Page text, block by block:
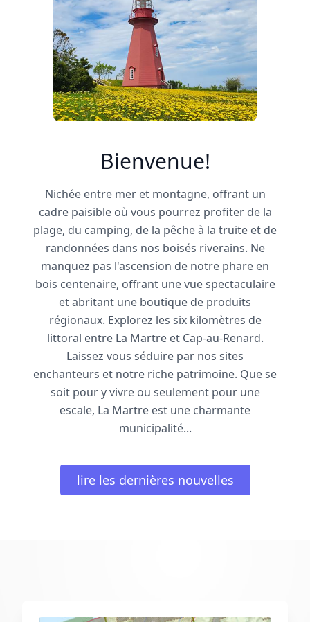
Bienvenue!
Nichée entre mer et montagne, offrant un
cadre paisible où vous pourrez profiter de la
plage, du camping, de la pêche à la truite et de
randonnées dans nos boisés riverains. Ne
manquez pas l'ascension de notre phare en
bois centenaire, offrant une vue spectaculaire
et abritant une boutique de produits
régionaux. Explorez les six kilomètres de
littoral entre La Martre et Cap-au-Renard.
Laissez vous séduire par nos sites
enchanteurs et notre riche patrimoine. Que se
soit pour y vivre ou seulement pour une
escale, La Martre est une charmante
municipalité...
lire les dernières nouvelles